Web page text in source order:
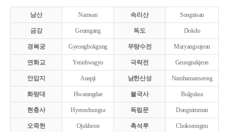
남산 Namsan 속리산 Songnisan
금강 Geumgang 독도 Dokdo
경복궁 Gyeongbokgung 무량수전 Muryangsujeon
연화교 Yeonhwagyo 극락전 Geungnakjeon
안압지 Anapji 남한산성 Namhansanseong
화랑대 Hwarangdae 불국사 Bulguksa
현충사 Hyeonchungsa 독립문 Dongnimmun
오죽헌 Ojukheon 촉석루 Chokseongnu